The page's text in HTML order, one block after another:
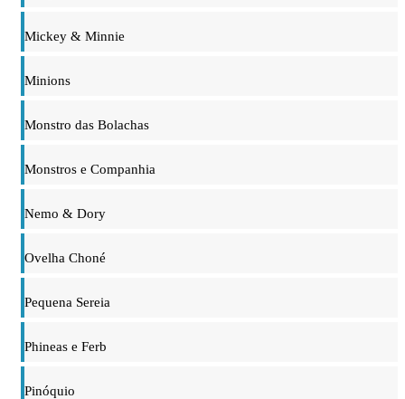
Mickey & Minnie
Minions
Monstro das Bolachas
Monstros e Companhia
Nemo & Dory
Ovelha Choné
Pequena Sereia
Phineas e Ferb
Pinóquio